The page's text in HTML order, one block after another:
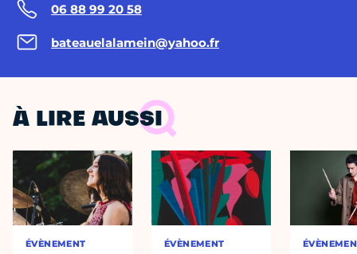
06 88 99 20 58
bateauelalamein@yahoo.fr
À LIRE AUSSI
ÉVÈNEMENT ÉVÈNEMENT